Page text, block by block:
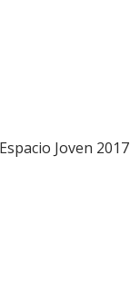
Joven 2017